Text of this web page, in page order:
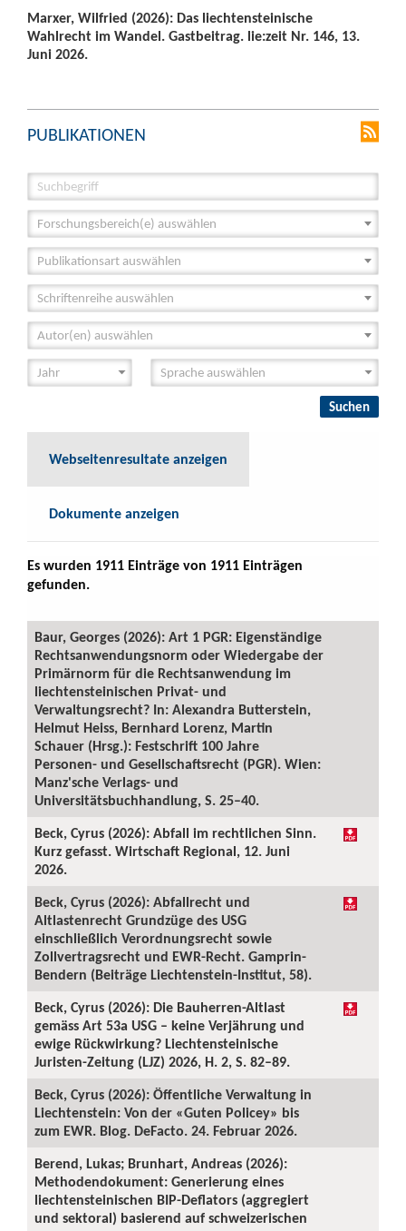
Marxer, Wilfried (2026): Das liechtensteinische
Wahlrecht im Wandel. Gastbeitrag. lie:zeit Nr. 146, 13.
Juni 2026.
PUBLIKATIONEN
Forschungsbereich(e) auswählen
Publikationsart auswählen
Schriftenreihe auswählen
Autor(en) auswählen
Webseitenresultate anzeigen
Dokumente anzeigen
Es wurden 1911 Einträge von 1911 Einträgen
gefunden.
Baur, Georges (2026): Art 1 PGR: Eigenständige
Rechtsanwendungsnorm oder Wiedergabe der
Primärnorm für die Rechtsanwendung im
liechtensteinischen Privat- und
Verwaltungsrecht? In: Alexandra Butterstein,
Helmut Heiss, Bernhard Lorenz, Martin
Schauer (Hrsg.): Festschrift 100 Jahre
Personen- und Gesellschaftsrecht (PGR). Wien:
Manz'sche Verlags- und
Universitätsbuchhandlung, S. 25–40.
Beck, Cyrus (2026): Abfall im rechtlichen Sinn.
Kurz gefasst. Wirtschaft Regional, 12. Juni
2026.
Beck, Cyrus (2026): Abfallrecht und
Altlastenrecht Grundzüge des USG
einschließlich Verordnungsrecht sowie
Zollvertragsrecht und EWR-Recht. Gamprin-
Bendern (Beiträge Liechtenstein-Institut, 58).
Beck, Cyrus (2026): Die Bauherren-Altlast
gemäss Art 53a USG – keine Verjährung und
ewige Rückwirkung? Liechtensteinische
Juristen-Zeitung (LJZ) 2026, H. 2, S. 82–89.
Beck, Cyrus (2026): Öffentliche Verwaltung in
Liechtenstein: Von der «Guten Policey» bis
zum EWR. Blog. DeFacto. 24. Februar 2026.
Berend, Lukas; Brunhart, Andreas (2026):
Methodendokument: Generierung eines
liechtensteinischen BIP-Deflators (aggregiert
und sektoral) basierend auf schweizerischen